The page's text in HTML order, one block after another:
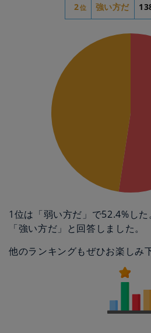
2位 強い方だ
1位は「弱い方だ」で52.4%し
「強い方だ」と回答しました。
他のランキングもぜひお楽しみ